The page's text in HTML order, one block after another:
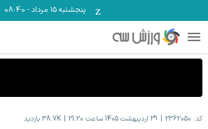
پنجشنبه ۱۵ مرداد -
08:40
کد: 2362050 29 اردیبهشت 1405 ساعت 21:20 38.7K بازدید